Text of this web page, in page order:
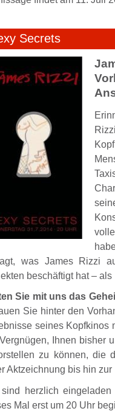
Secrets
was James Rizzi
beschäftigt hat –
Sie mit uns das
Sie hinter den
seines Kopfkinos
Ihnen bisher
zu können, die
Aktzeichnung bis hin
herzlich
Mal erst um 20 Uhr